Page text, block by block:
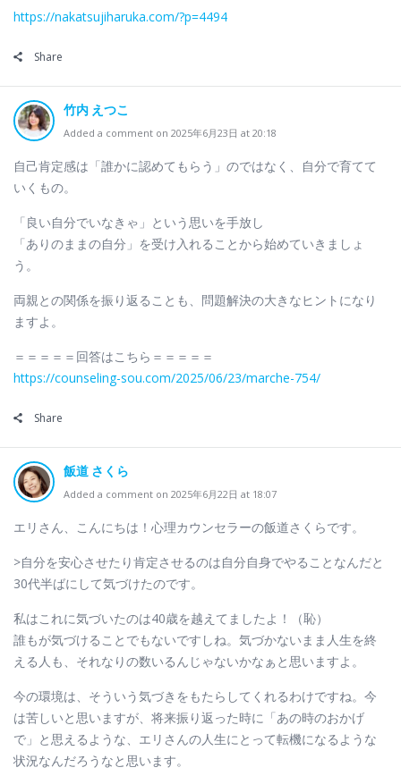
https://nakatsujiharuka.com/?p=4494
Share
竹内 えつこ
Added a comment on 2025年6月23日 at 20:18
自己肯定感は「誰かに認めてもらう」のではなく、自分で育てて
いくもの。
「良い自分でいなきゃ」という思いを手放し
「ありのままの自分」を受け入れることから始めていきましょ
う。
両親との関係を振り返ることも、問題解決の大きなヒントになり
ますよ。
＝＝＝＝＝回答はこちら＝＝＝＝＝
https://counseling-sou.com/2025/06/23/marche-754/
Share
飯道 さくら
Added a comment on 2025年6月22日 at 18:07
エリさん、こんにちは！心理カウンセラーの飯道さくらです。
>自分を安心させたり肯定させるのは自分自身でやることなんだと
30代半ばにして気づけたのです。
私はこれに気づいたのは40歳を越えてましたよ！（恥）
誰もが気づけることでもないですしね。気づかないまま人生を終
える人も、それなりの数いるんじゃないかなぁと思いますよ。
今の環境は、そういう気づきをもたらしてくれるわけですね。今
は苦しいと思いますが、将来振り返った時に「あの時のおかげ
で」と思えるような、エリさんの人生にとって転機になるような
状況なんだろうなと思います。